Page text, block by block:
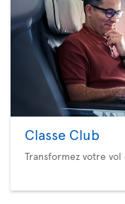
Classe Club
Transformez votre